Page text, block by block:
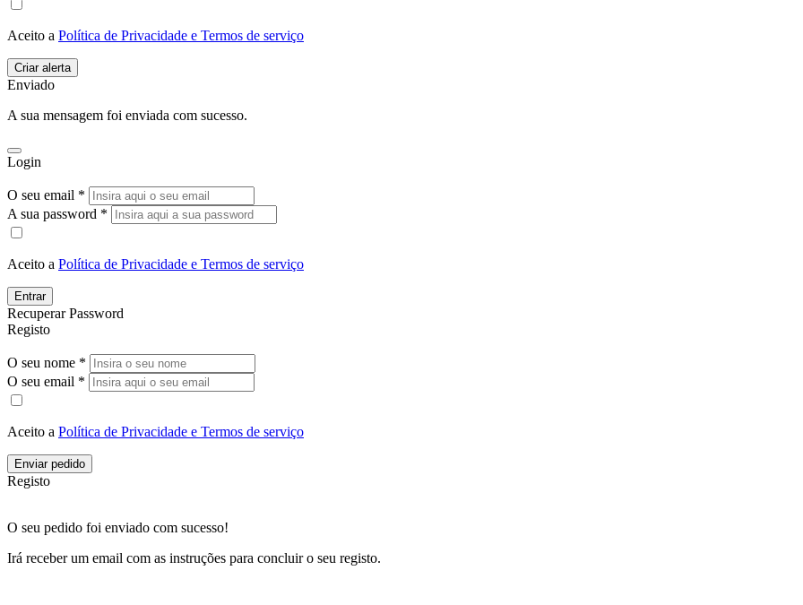
Aceito a Política de Privacidade e Termos de serviço
Enviado
A sua mensagem foi enviada com sucesso.
Login
O seu email *
A sua password *
Aceito a Política de Privacidade e Termos de serviço
Entrar
Recuperar Password
Registo
O seu nome *
O seu email *
Aceito a Política de Privacidade e Termos de serviço
Enviar pedido
Registo
O seu pedido foi enviado com sucesso!
Irá receber um email com as instruções para concluir o seu registo.